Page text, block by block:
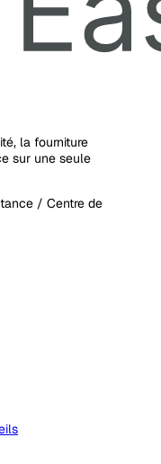
la fourniture
sur une seule
/ Centre de